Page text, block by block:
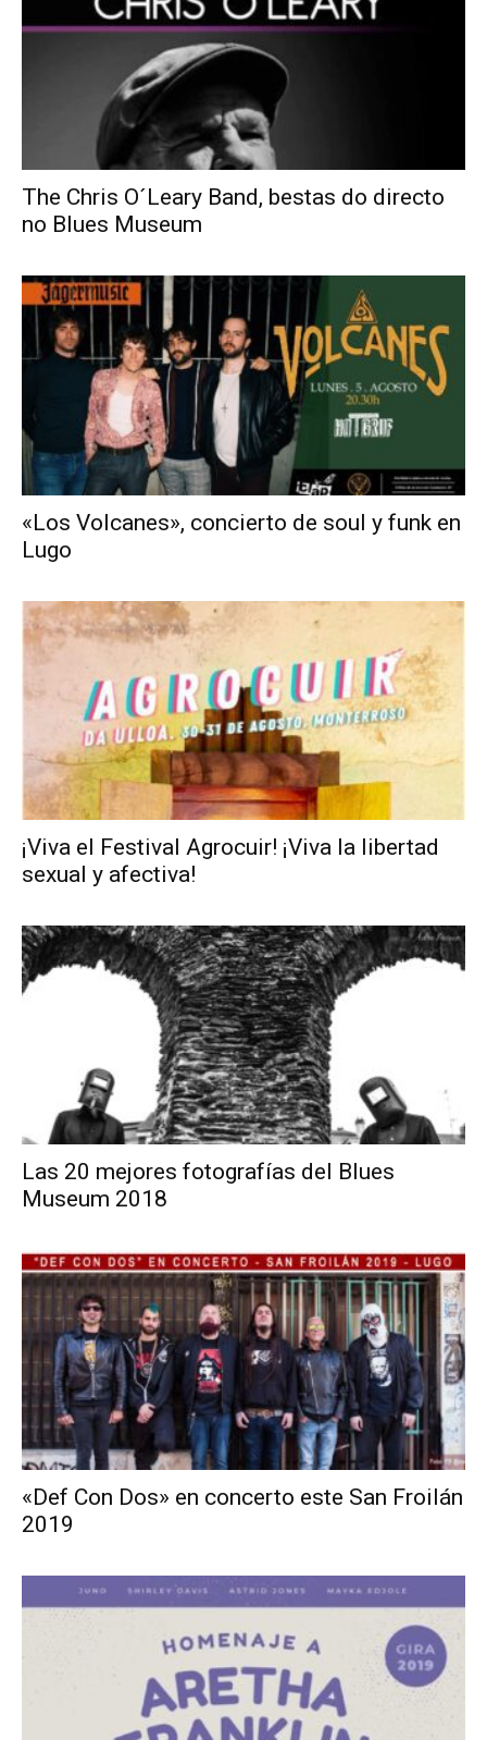
The Chris O´Leary Band, bestas do directo
no Blues Museum
«Los Volcanes», concierto de soul y funk en
Lugo
¡Viva el Festival Agrocuir! ¡Viva la libertad
sexual y afectiva!
Las 20 mejores fotografías del Blues
Museum 2018
«Def Con Dos» en concerto este San Froilán
2019